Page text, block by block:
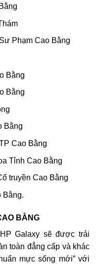
Phạm Cao Bằng
Bằng
Bằng
Bằng
Cao Bằng
Tỉnh Cao Bằng
truyền Cao Bằng
Bằng.
BẰNG
Galaxy sẽ được trải
toàn đẳng cấp và khác
mực sống mới” với